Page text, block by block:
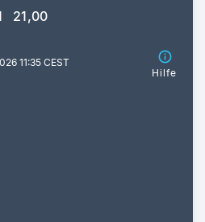
21,00
11:35 CEST
Hilfe